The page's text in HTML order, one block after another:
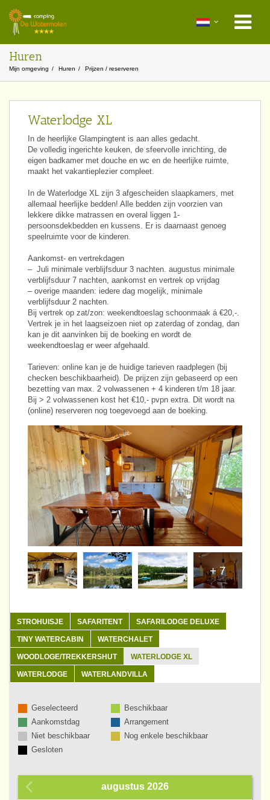
Huren
Mijn omgeving Huren Prijzen / reserveren
Waterlodge XL
In de heerlijke Glampingtent is aan alles gedacht.
De volledig ingerichte keuken, de sfeervolle inrichting, de
eigen badkamer met douche en wc en de heerlijke ruimte,
maakt het vakantieplezier compleet.
In de Waterlodge XL zijn 3 afgescheiden slaapkamers, met
allemaal heerlijke bedden! Alle bedden zijn voorzien van
lekkere dikke matrassen en overal liggen 1-
persoonsdekbedden en kussens. Er is daarnaast genoeg
speelruimte voor de kinderen.
Aankomst- en vertrekdagen
– Juli minimale verblijfsduur 3 nachten. augustus minimale
verblijfsduur 7 nachten, aankomst en vertrek op vrijdag
– overige maanden: iedere dag mogelijk, minimale
verblijfsduur 2 nachten.
Bij vertrek op zat/zon: weekendtoeslag schoonmaak á €20,-.
Vertrek je in het laagseizoen niet op zaterdag of zondag, dan
kan je dit aanvinken bij de boeking en wordt de
weekendtoeslag er weer afgehaald.
Tarieven: online kan je de huidige tarieven raadplegen (bij
checken beschikbaarheid). De prijzen zijn gebaseerd op een
bezetting van max. 2 volwassenen + 4 kinderen t/m 18 jaar.
Bij > 2 volwassenen kost het €10,- pvpn extra. Dit wordt na
(online) reserveren nog toegevoegd aan de boeking.
+ 7
STROHUISJE SAFARITENT SAFARILODGE DELUXE
TINY WATERCABIN WATERCHALET
WOODLOGE/TREKKERSHUT WATERLODGE XL
WATERLODGE WATERLANDVILLA
Geselecteerd
Beschikbaar
Aankomstdag
Arrangement
Niet beschikbaar
Nog enkele beschikbaar
Gesloten
augustus 2026